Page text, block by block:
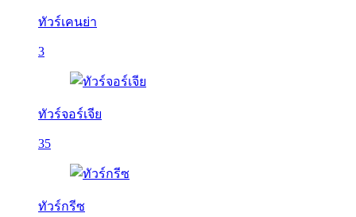
ทัวร์เคนย่า
3
ทัวร์จอร์เจีย
35
ทัวร์กรีซ